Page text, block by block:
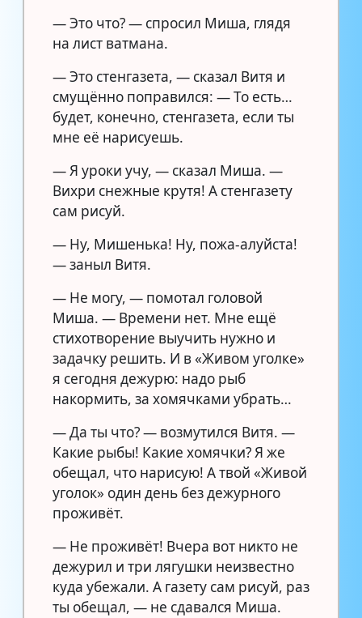
— Это что? — спросил Миша, глядя
на лист ватмана.
— Это стенгазета, — сказал Витя и
смущённо поправился: — То есть…
будет, конечно, стенгазета, если ты
мне её нарисуешь.
— Я уроки учу, — сказал Миша. —
Вихри снежные крутя! А стенгазету
сам рисуй.
— Ну, Мишенька! Ну, пожа-алуйста!
— заныл Витя.
— Не могу, — помотал головой
Миша. — Времени нет. Мне ещё
стихотворение выучить нужно и
задачку решить. И в «Живом уголке»
я сегодня дежурю: надо рыб
накормить, за хомячками убрать…
— Да ты что? — возмутился Витя. —
Какие рыбы! Какие хомячки? Я же
обещал, что нарисую! А твой «Живой
уголок» один день без дежурного
проживёт.
— Не проживёт! Вчера вот никто не
дежурил и три лягушки неизвестно
куда убежали. А газету сам рисуй, раз
ты обещал, — не сдавался Миша.